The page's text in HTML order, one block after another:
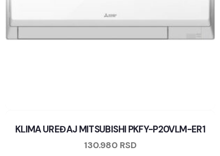
KLIMA UREĐAJ MITSUBISHI PKFY-P20VLM-ER1
130.980 RSD